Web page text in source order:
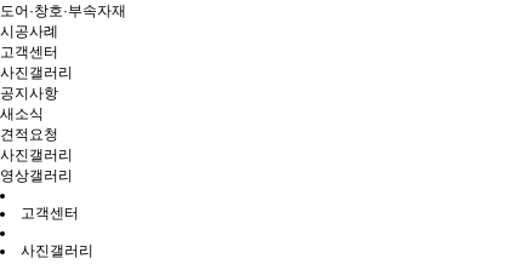
도어·창호·부속자재
시공사례
고객센터
사진갤러리
공지사항
새소식
견적요청
사진갤러리
영상갤러리
고객센터
사진갤러리